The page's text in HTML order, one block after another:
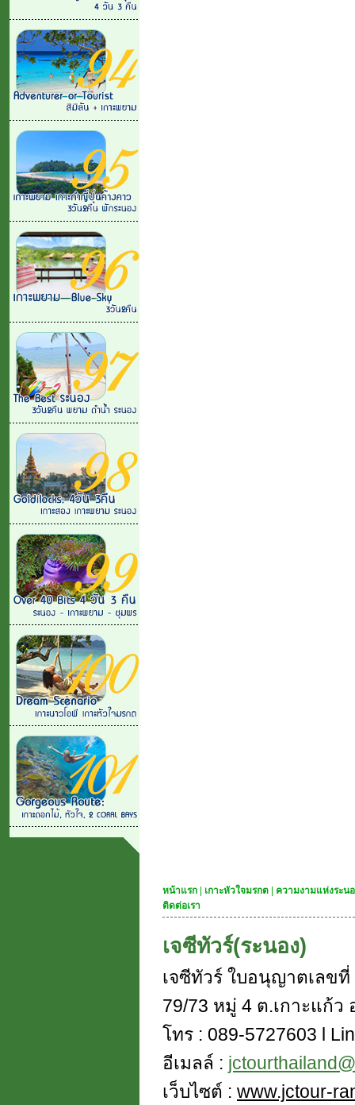
หน้าแรก เกาะหัวใจมรกต
ความงามแห่งระน
ติดต่อเรา
เจซีทัวร์(ระนอง)
เจซีทัวร์ ใบอนุญาตเลขที่
79/73 หมู่ 4 ต.เกาะแก้ว
โทร : 089-5727603 l
อีเมลล์ :
เว็บไซต์ : www.jctour-